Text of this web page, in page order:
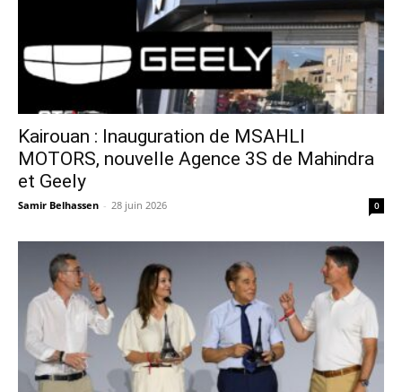
Kairouan : Inauguration de MSAHLI
MOTORS, nouvelle Agence 3S de Mahindra
et Geely
Samir Belhassen - 28 juin 2026 0